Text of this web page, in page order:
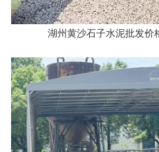
湖州黄沙石子水泥批发价